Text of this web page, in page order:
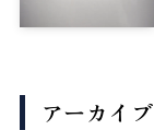
アーカイブ